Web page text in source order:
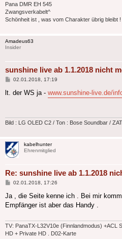
Pana DMR EH 545
Zwangsverkabelt^
Schönheit ist , was vom Charakter übrig bleibt !
Amadeus63
Insider
sunshine live ab 1.1.2018 nicht
Beitrag
02.01.2018, 17:19
lt. der WS ja - www.sunshine-live.de/
Bild : LG OLED C2 / Ton : Bose Soundbar /
kabelhunter
Ehrenmitglied
Re: sunshine live ab 1.1.2018
Beitrag
02.01.2018, 17:26
Ja , die Seite kenne ich . Bei mir
Empfänger ist aber das Handy .
TV: PanaTX-L32V10e (Finnlandmodus) +ACL
HD + Private HD . D02-Karte